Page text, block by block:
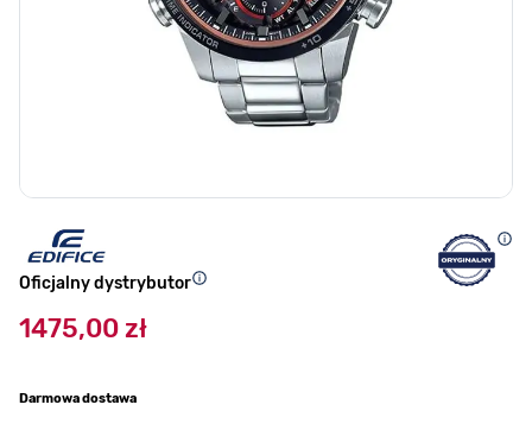
Oficjalny dystrybutor
1475,00 zł
Darmowa dostawa